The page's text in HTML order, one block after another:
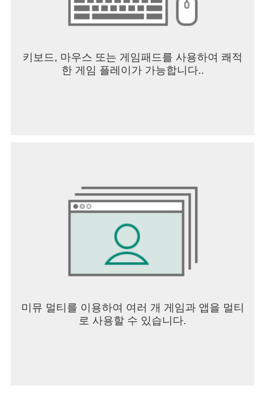
키보드, 마우스 또는 게임패드를 사용하여 쾌적
한 게임 플레이가 가능합니다..
미뮤 멀티를 이용하여 여러 개 게임과 앱을 멀티
로 사용할 수 있습니다.